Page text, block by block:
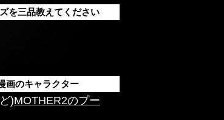
を三品教えてください
画のキャラクター
)MOTHER2のプー